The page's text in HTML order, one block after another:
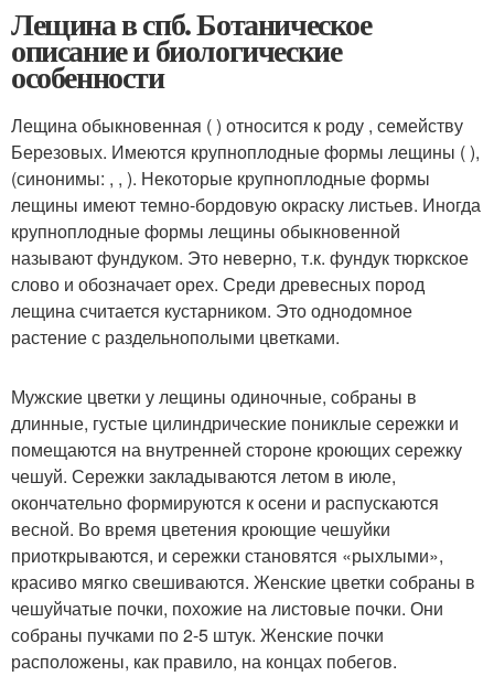
Лещина в спб. Ботаническое
описание и биологические
особенности
Лещина обыкновенная ( ) относится к роду , семейству
Березовых. Имеются крупноплодные формы лещины ( ),
(синонимы: , , ). Некоторые крупноплодные формы
лещины имеют темно-бордовую окраску листьев. Иногда
крупноплодные формы лещины обыкновенной
называют фундуком. Это неверно, т.к. фундук тюркское
слово и обозначает орех. Среди древесных пород
лещина считается кустарником. Это однодомное
растение с раздельнополыми цветками.
Мужские цветки у лещины одиночные, собраны в
длинные, густые цилиндрические пониклые сережки и
помещаются на внутренней стороне кроющих сережку
чешуй. Сережки закладываются летом в июле,
окончательно формируются к осени и распускаются
весной. Во время цветения кроющие чешуйки
приоткрываются, и сережки становятся «рыхлыми»,
красиво мягко свешиваются. Женские цветки собраны в
чешуйчатые почки, похожие на листовые почки. Они
собраны пучками по 2-5 штук. Женские почки
расположены, как правило, на концах побегов.